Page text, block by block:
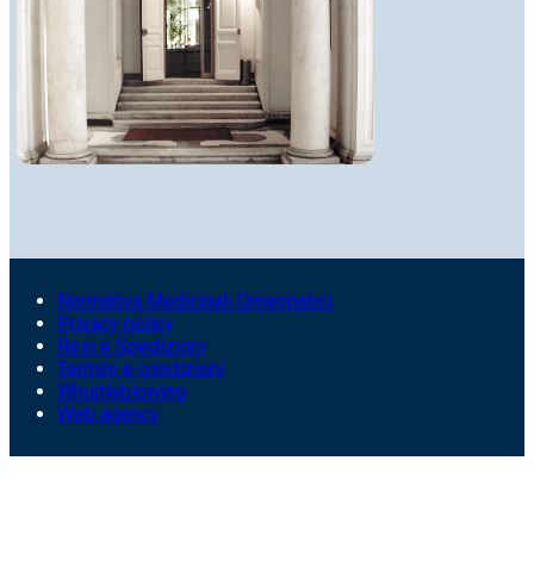
Normativa Medicinali Omeopatici
Privacy policy
Resi e Spedizioni
Termini e condizioni
Whistleblowing
Web agency